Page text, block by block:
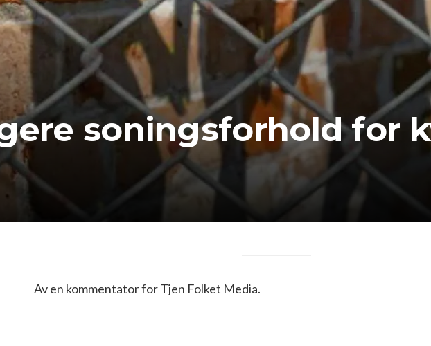
soningsforhold for
Av en kommentator for Tjen Folket Media.